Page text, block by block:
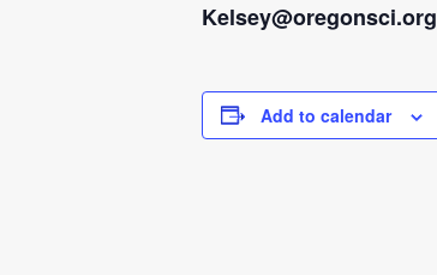
Kelsey@oregonsci.org
Add to calendar